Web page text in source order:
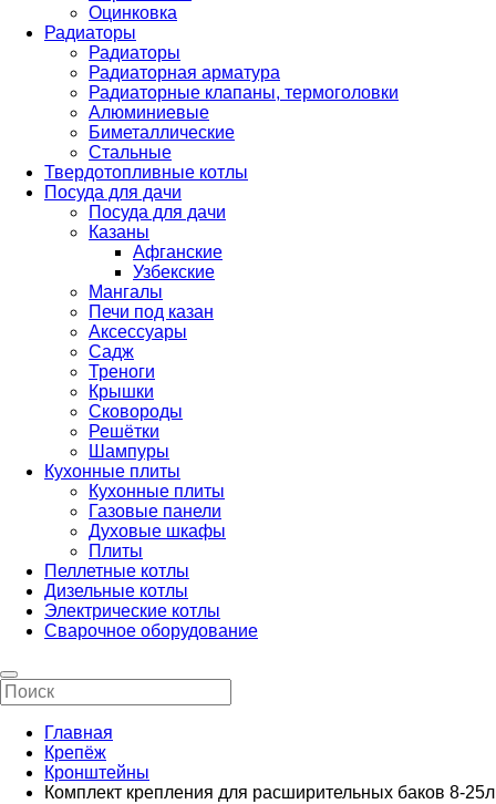
Оцинковка
Радиаторы
Радиаторы
Радиаторная арматура
Радиаторные клапаны, термоголовки
Алюминиевые
Биметаллические
Стальные
Твердотопливные котлы
Посуда для дачи
Посуда для дачи
Казаны
Афганские
Узбекские
Мангалы
Печи под казан
Аксессуары
Садж
Треноги
Крышки
Сковороды
Решётки
Шампуры
Кухонные плиты
Кухонные плиты
Газовые панели
Духовые шкафы
Плиты
Пеллетные котлы
Дизельные котлы
Электрические котлы
Сварочное оборудование
Главная
Крепёж
Кронштейны
Комплект крепления для расширительных баков 8-25л